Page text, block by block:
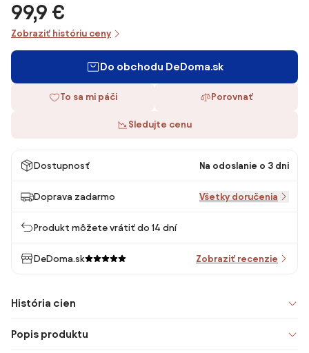
99,9 €
Zobraziť históriu ceny
Do obchodu DeDoma.sk
To sa mi páči Porovnať
Sledujte cenu
Dostupnosť Na odoslanie o 3 dni
Doprava zadarmo Všetky doručenia
Produkt môžete vrátiť do 14 dní
DeDoma.sk Zobraziť recenzie
História cien
Popis produktu